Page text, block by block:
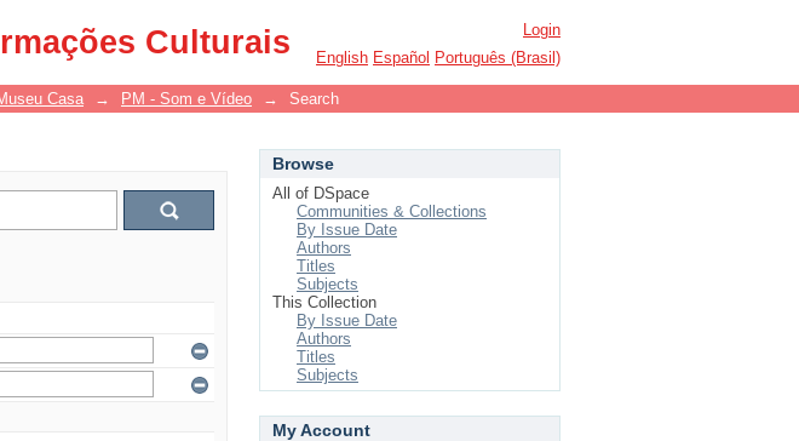
Culturais
Login
English Español Português (Brasil)
Casa → PM - Som e Vídeo → Search
Browse
All of DSpace
Communities & Collections
By Issue Date
Authors
Titles
Subjects
This Collection
By Issue Date
Authors
Titles
Subjects
My Account